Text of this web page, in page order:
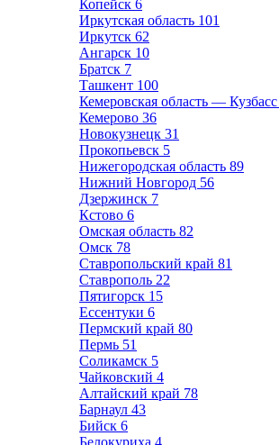
Копейск 6
Иркутская область 101
Иркутск 62
Ангарск 10
Братск 7
Ташкент 100
Кемеровская область — Кузбасс
Кемерово 36
Новокузнецк 31
Прокопьевск 5
Нижегородская область 89
Нижний Новгород 56
Дзержинск 7
Кстово 6
Омская область 82
Омск 78
Ставропольский край 81
Ставрополь 22
Пятигорск 15
Ессентуки 6
Пермский край 80
Пермь 51
Соликамск 5
Чайковский 4
Алтайский край 78
Барнаул 43
Бийск 6
Белокуриха 4